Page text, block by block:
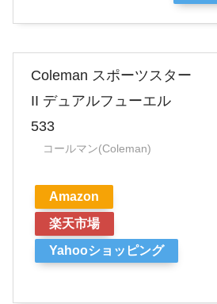
Coleman スポーツスター
II デュアルフューエル
533
コールマン(Coleman)
Amazon
楽天市場
Yahooショッピング